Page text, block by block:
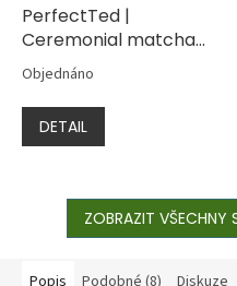
PerfectTed |
Ceremonial matcha
100% 30g
Objednáno
DETAIL
ZOBRAZIT VŠECHNY
Popis Podobné (8) Diskuze